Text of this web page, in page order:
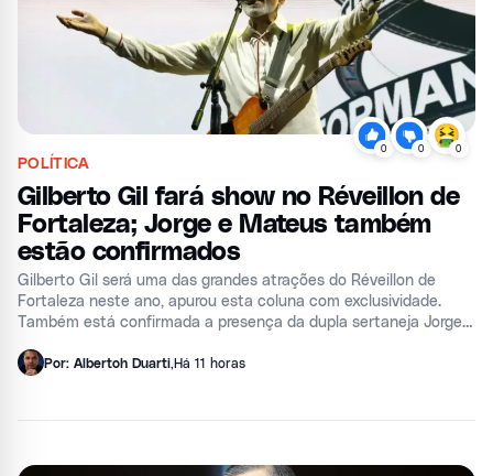
0 0 0
POLÍTICA
Gilberto Gil fará show no Réveillon de
Fortaleza; Jorge e Mateus também
estão confirmados
Gilberto Gil será uma das grandes atrações do Réveillon de
Fortaleza neste ano, apurou esta coluna com exclusividade.
Também está confirmada a presença da dupla sertaneja Jorge e
Iracema.&
Por: Albertoh Duarti,Há 11 horas